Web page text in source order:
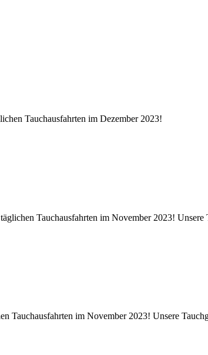
im Juni 2024! Unsere Tauchguides
Tauchausfahrten im Dezember 2023!
Tauchausfahrten im November 2023! Unsere
Tauchausfahrten im November 2023! Unsere